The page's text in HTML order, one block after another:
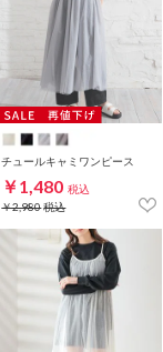
チュールキャミワンピース
￥1,480 税込
￥2,980税込